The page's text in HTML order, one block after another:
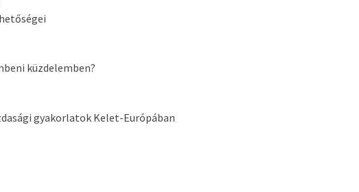
küzdelemben?
gyakorlatok Kelet-Európában